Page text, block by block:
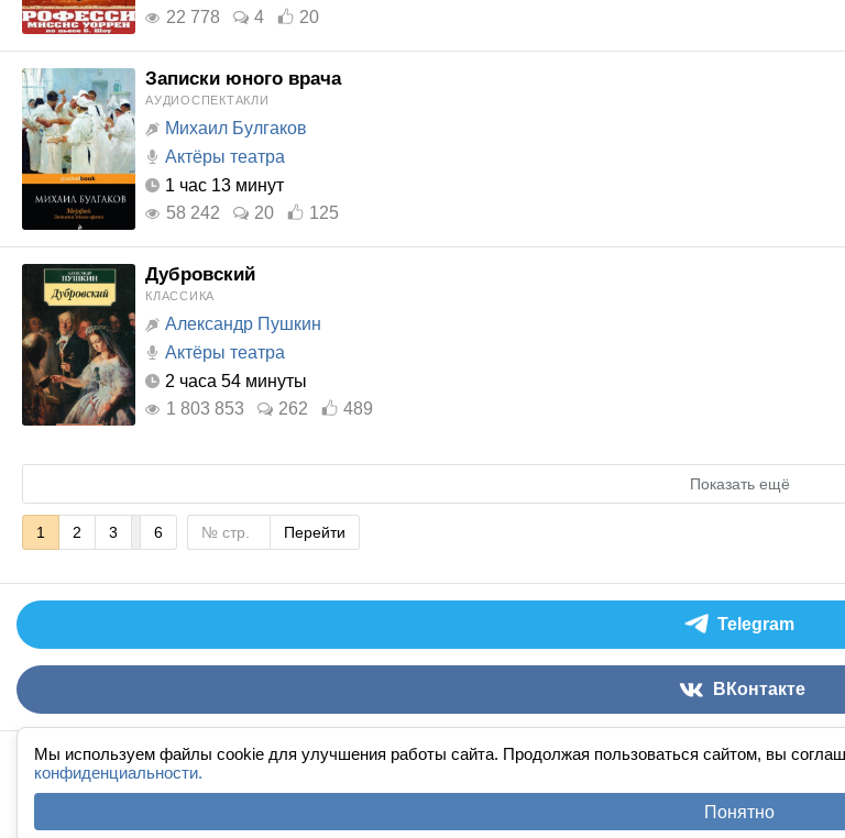
Мы используем файлы cookie для улучшения работы сайта. Продолжая пользоваться сайтом, вы
конфиденциальности.
Понятно
22 778
4 20
Записки юного врача
АУДИОСПЕКТАКЛИ
Михаил Булгаков
Актёры театра
1 час 13 минут
58 242
20 125
Дубровский
КЛАССИКА
Александр Пушкин
Актёры театра
2 часа 54 минуты
1 803 853
262 489
Показать ещё
1 2 3 6 Перейти
Telegram
ВКонтакте
Аудиокниги слушать онлайн книгав
По всем вопросам:
FAQ
· Правила сайта · Добавить книгу ·